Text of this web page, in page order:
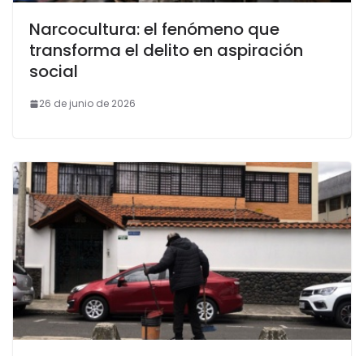
Narcocultura: el fenómeno que
transforma el delito en aspiración
social
26 de junio de 2026